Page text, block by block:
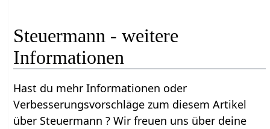
Steuermann‏‎ - weitere
Informationen
Hast du mehr Informationen oder
Verbesserungsvorschläge zum diesem Artikel
über Steuermann‏‎ ? Wir freuen uns über deine